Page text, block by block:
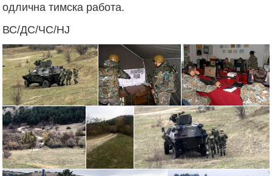
одлична тимска работа.
ВС/ДС/ЧС/НЈ